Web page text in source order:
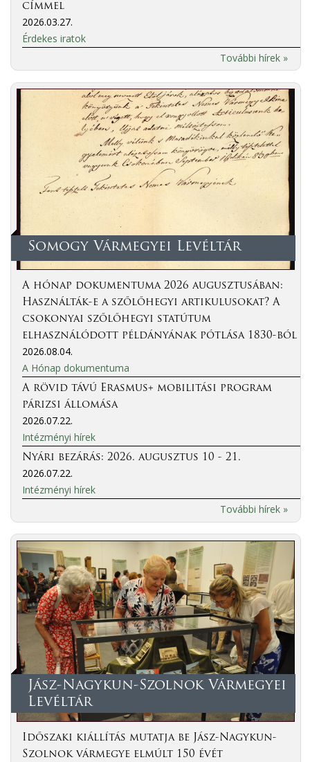
címmel
2026.03.27.
Érdekes iratok
További hírek »
Somogy Vármegyei Levéltár
A hónap dokumentuma 2026 augusztusában:
Használták-e a szőlőhegyi artikulusokat? A
csokonyai szőlőhegyi statútum
elhasználódott példányának pótlása 1830-ból
2026.08.04.
A Hónap dokumentuma
A rövid távú Erasmus+ mobilitási program
párizsi állomása
2026.07.22.
Intézményi hírek
Nyári bezárás: 2026. augusztus 10 - 21.
2026.07.22.
Intézményi hírek
További hírek »
Jász-Nagykun-Szolnok Vármegyei
Levéltár
Időszaki kiállítás mutatja be Jász-Nagykun-
Szolnok vármegye elmúlt 150 évét